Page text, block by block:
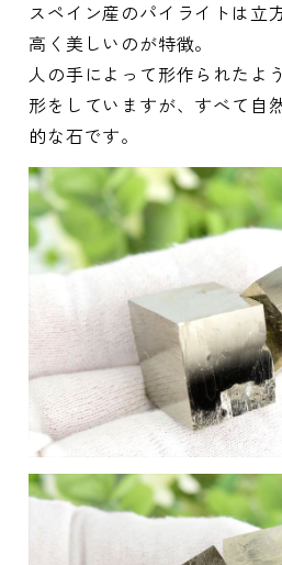
スペイン産のパイライトは立
高く美しいのが特徴。
人の手によって形作られたよ
形をしていますが、すべて自
的な石です。